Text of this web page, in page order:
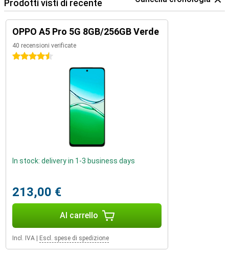
Prodotti visti di recente
OPPO A5 Pro 5G 8GB/256GB Verde
40 recensioni verificate
4.5 stelle
In stock: delivery in 1-3 business days
213,00 €
Al carrello
Incl. IVA Escl. spese di spedizione